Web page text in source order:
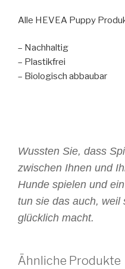
Alle HEVEA Puppy
– Nachhaltig
– Plastikfrei
– Biologisch abbaubar
Wussten Sie, dass
zwischen Ihnen und
Hunde spielen und
tun sie das auch, weil
glücklich macht.
Ähnliche Produkte